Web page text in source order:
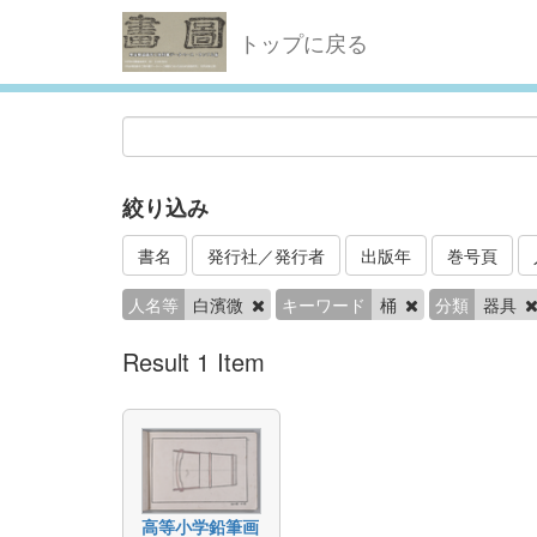
トップに戻る
絞り込み
書名 発行社／発行者 出版年 巻号頁
人名等 白濱微 キーワード 桶 分類 器具
Result 1 Item
高等小学鉛筆画